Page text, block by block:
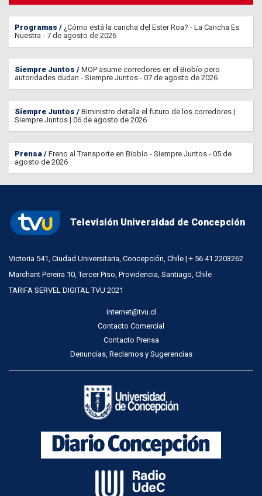
Programas
¿Cómo está la cancha del Ester Roa? - La Cancha Es
Nuestra - 7 de agosto de 2026
Siempre Juntos
MOP asume corredores en el Biobío pero
autoridades dudan - Siempre Juntos - 07 de agosto de 2026
Siempre Juntos
Biministro detalla el futuro de los corredores |
Siempre Juntos | 06 de agosto de 2026
Prensa
Freno al Transporte en Biobío - Siempre Juntos - 05 de
agosto de 2026
Televisión Universidad de Concepción
Victoria 541, Ciudad Universitaria, Concepción, Chile | + 56 41 2203262
Marchant Pereira 10, Tercer Piso, Providencia, Santiago, Chile
TARIFA SERVEL DIGITAL TVU 2021
internet@tvu.cl
Contacto Comercial
Contacto Prensa
Denuncias, Reclamos y Sugerencias